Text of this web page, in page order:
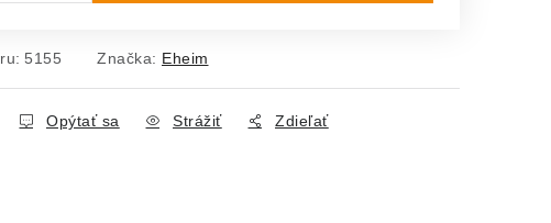
5155 Značka: Eheim
Opýtať sa Strážiť Zdieľať